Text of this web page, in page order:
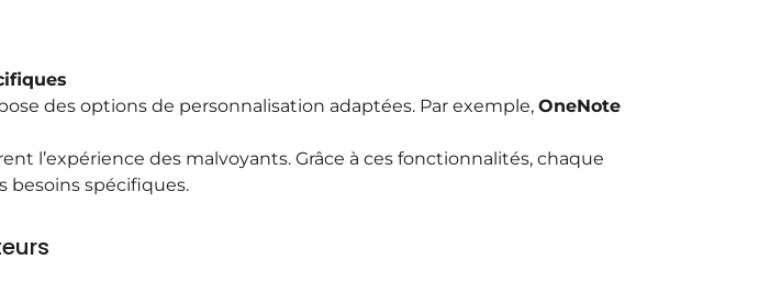
des options de personnalisation adaptées. Par exemple, OneNote
l’expérience des malvoyants. Grâce à ces fonctionnalités, chaque
besoins spécifiques.